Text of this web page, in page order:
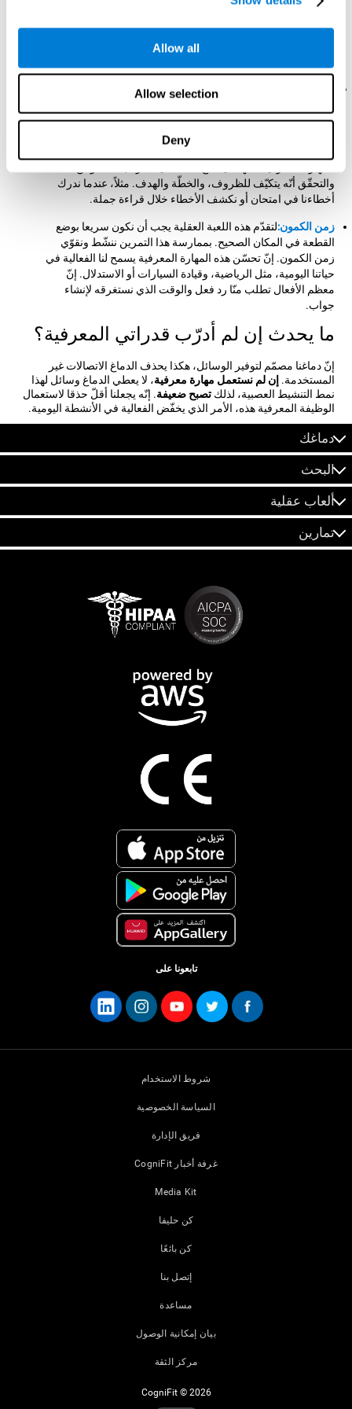
Allow all
Allow selection
Deny
العمل. إنّ تحسّن هذه المهارة المعرفية أساسيّ لإجراء مهام معرفية
صعبة، مثل فهم اللغة، والقراءة، والمهارات الحسابية، والتعلّم
في اللعبة العقلية "الفضاء الفائق" يجب أن نحقّق باستمرار
القطع بخطأ ستحذفنا اللعبة. للتقدّم علينا أن ندرك أخطاءنا ونكيّف
سلوكنا للظروف المتغيرة. بممارسة هذا التمرين ننشّط ونقوّي
والتحقّق أنّه يتكيّف للظروف، والخطّة والهدف. مثلاً، عندما ندرك
أخطاءنا في امتحان أو نكشف الأخطاء خلال قراءة جملة.
زمن الكمون:لتقدّم هذه اللعبة العقلية يجب أن نكون سريعا بوضع
القطعة في المكان الصحيح. بممارسة هذا التمرين ننشّط ونقوّي
زمن الكمون. إنّ تحسّن هذه المهارة المعرفية يسمح لنا الفعالية في
حياتنا اليومية، مثل الرياضية، وقيادة السيارات أو الاستدلال. إنّ
معظم الأفعال تطلب منّا رد فعل والوقت الذي نستغرقه لإنشاء
جواب.
ما يحدث إن لم أدرّب قدراتي المعرفية؟
إنّ دماغنا مصمّم لتوفير الوسائل، هكذا يحذف الدماغ الاتصالات غير
المستخدمة. إن لم نستعمل مهارة معرفية، لا يعطي الدماغ وسائل لهذا
نمط التنشيط العصبية، لذلكتصبح ضعيفة. إنّه يجعلنا أقلّ حذقا لاستعمال
الوظيفة المعرفية هذه، الأمر الذي يخفّض الفعالية في الأنشطة اليومية.
دماغك
البحث
ألعاب عقلية
تمارين
تابعونا على
شروط الاستخدام
السياسة الخصوصية
فريق الإدارة
غرفة أخبار CogniFit
Media Kit
كن حليفا
كن بائعًا
إتصل بنا
مساعدة
بيان إمكانية الوصول
مركز الثقة
CogniFit © 2026